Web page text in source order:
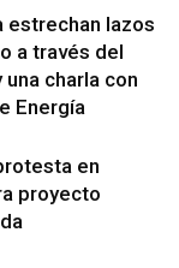
estrechan lazos
a través del
charla con
Energía
en
proyecto